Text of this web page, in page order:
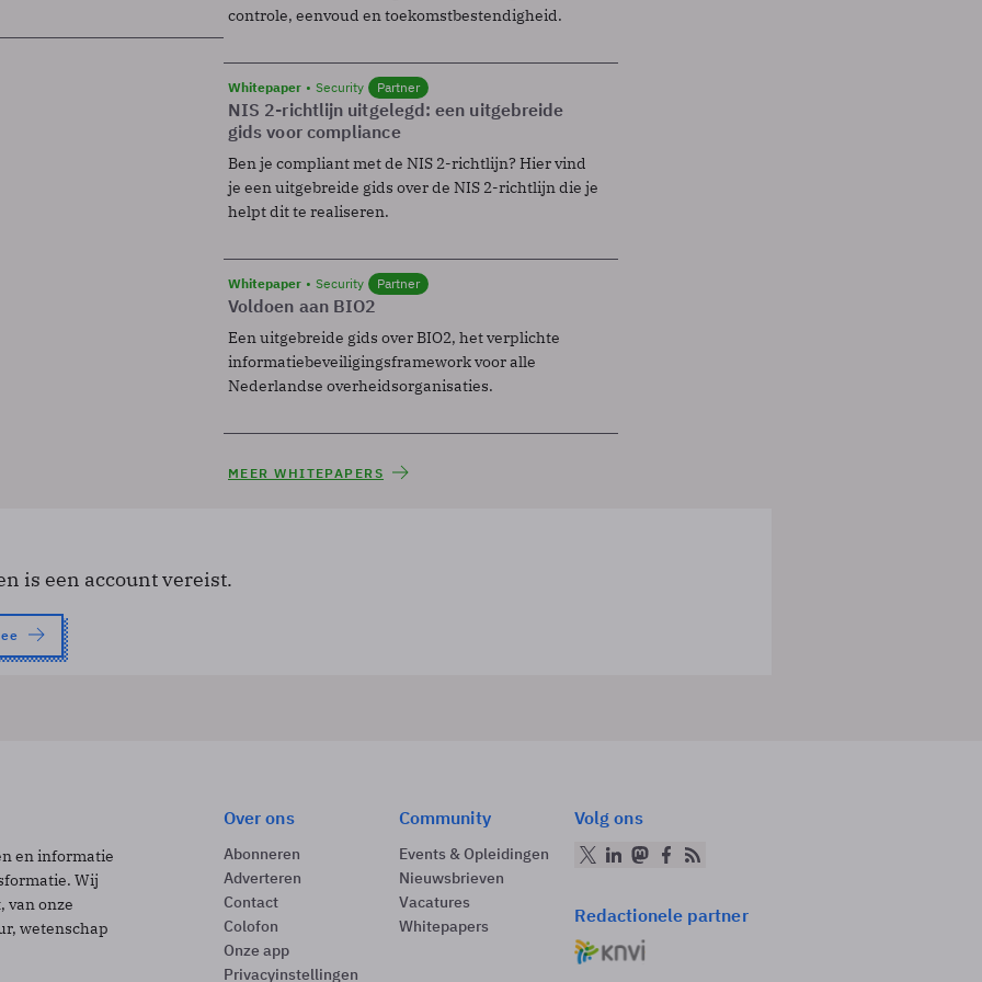
controle, eenvoud en toekomstbestendigheid.
Whitepaper Security Partner
NIS 2-richtlijn uitgelegd: een uitgebreide
gids voor compliance
Ben je compliant met de NIS 2-richtlijn? Hier vind
je een uitgebreide gids over de NIS 2-richtlijn die je
helpt dit te realiseren.
Whitepaper Security Partner
Voldoen aan BIO2
Een uitgebreide gids over BIO2, het verplichte
informatiebeveiligingsframework voor alle
Nederlandse overheidsorganisaties.
MEER WHITEPAPERS
is een account vereist.
en informatie
Wij
van onze
wetenschap
Over ons
Abonneren
Adverteren
Contact
Colofon
Onze app
Privacyinstellingen
Community
Events & Opleidingen
Nieuwsbrieven
Vacatures
Whitepapers
Volg ons
Redactionele partner